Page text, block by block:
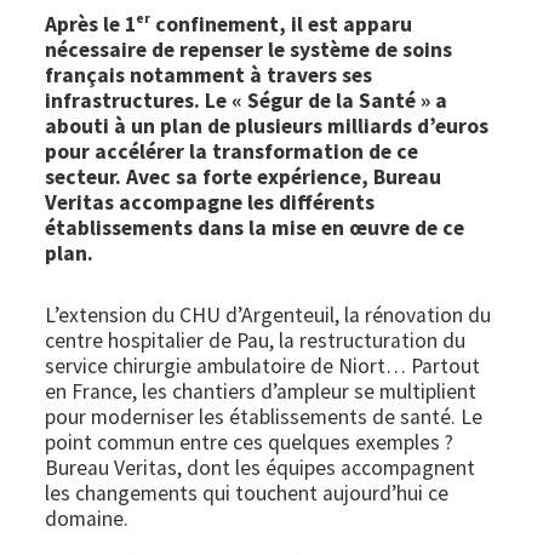
Après le 1er confinement, il est apparu
nécessaire de repenser le système de soins
français notamment à travers ses
infrastructures. Le « Ségur de la Santé » a
abouti à un plan de plusieurs milliards d’euros
pour accélérer la transformation de ce
secteur. Avec sa forte expérience, Bureau
Veritas accompagne les différents
établissements dans la mise en œuvre de ce
plan.
L’extension du CHU d’Argenteuil, la rénovation du
centre hospitalier de Pau, la restructuration du
service chirurgie ambulatoire de Niort… Partout
en France, les chantiers d’ampleur se multiplient
pour moderniser les établissements de santé. Le
point commun entre ces quelques exemples ?
Bureau Veritas, dont les équipes accompagnent
les changements qui touchent aujourd’hui ce
domaine.